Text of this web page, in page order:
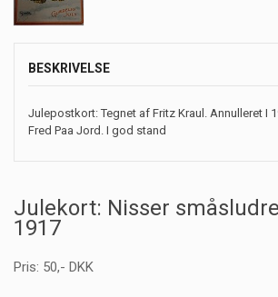
BESKRIVELSE
Julepostkort: Tegnet af Fritz Kraul. Annulleret I
Fred Paa Jord. I god stand
Julekort: Nisser
1917
Pris: 50,- DKK